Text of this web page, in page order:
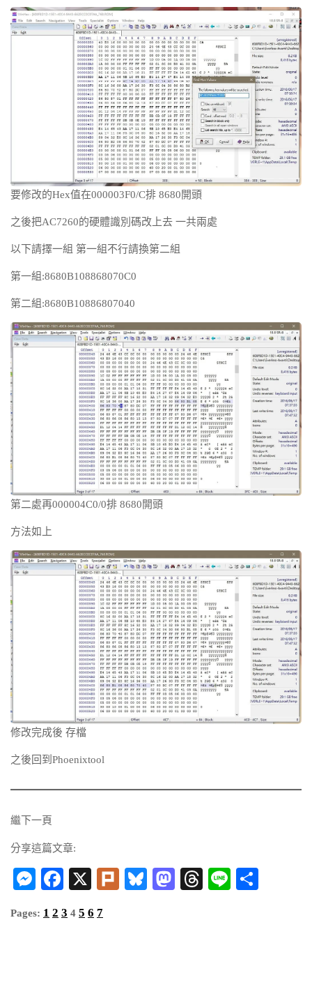
要修改的Hex值在000003F0/C排 8680開頭
之後把AC7260的硬體識別碼改上去 一共兩處
以下請擇一組 第一組不行請換第二組
第一組:8680B108868070C0
第二組:8680B10886807040
第二處再000004C0/0排 8680開頭
方法如上
修改完成後 存檔
之後回到Phoenixtool
繼下一頁
分享這篇文章:
Messenger
Facebook
X PlurkBluesky
Mastodon
Threads
Line
Pages: 1 2 3 4 5 6 7